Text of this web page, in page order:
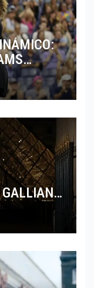
EN
DEL REY